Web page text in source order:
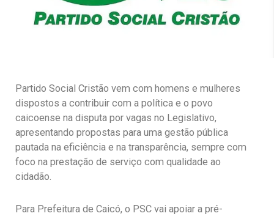
Partido Social Cristão vem com homens e mulheres
dispostos a contribuir com a política e o povo
caicoense na disputa por vagas no Legislativo,
apresentando propostas para uma gestão pública
pautada na eficiência e na transparência, sempre com
foco na prestação de serviço com qualidade ao
cidadão.
Para Prefeitura de Caicó, o PSC vai apoiar a pré-